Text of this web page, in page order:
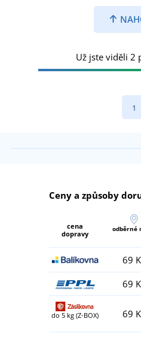
Už jste viděli 2
1
Ceny a způsoby
cena
dopravy
odběrné
69
69
do 5 kg (Z-BOX) 69